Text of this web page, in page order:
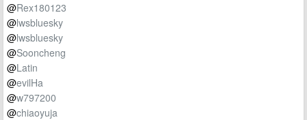
@Rex180123
@lwsbluesky
@lwsbluesky
@Sooncheng
@Latin
@evilHa
@w797200
@chiaoyuja